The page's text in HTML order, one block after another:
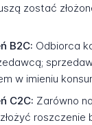
zostać
B2C: Odbiorca
w imieniu
C2C: Zarówno
roszczenie